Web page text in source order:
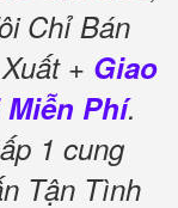
Chỉ Bán
+ Giao
Phí.
1 cung
Tận Tình